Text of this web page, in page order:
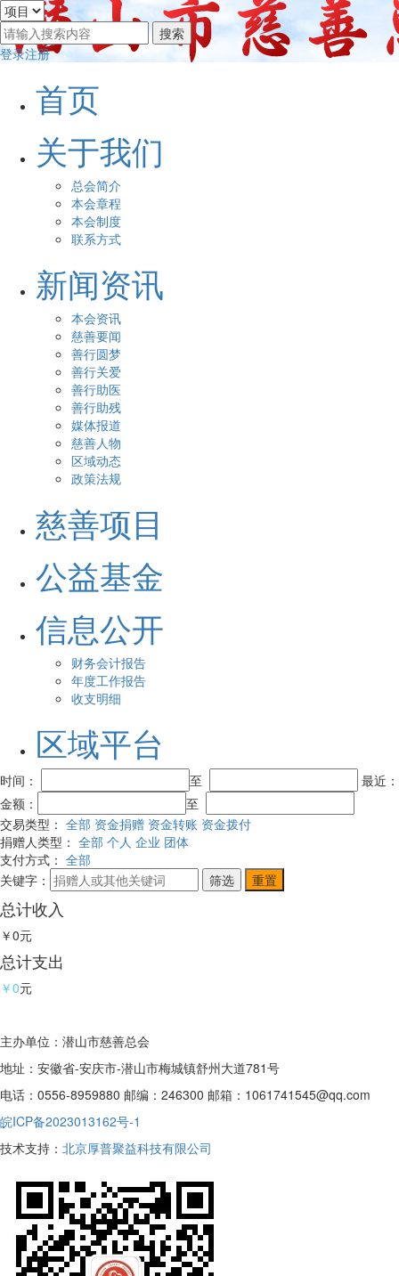
登录注册
首页
关于我们
总会简介
本会章程
本会制度
联系方式
新闻资讯
本会资讯
慈善要闻
善行圆梦
善行关爱
善行助医
善行助残
媒体报道
慈善人物
区域动态
政策法规
慈善项目
公益基金
信息公开
财务会计报告
年度工作报告
收支明细
区域平台
时间： 至
最近
金额：
至
交易类型： 全部 资金捐赠 资金转账 资金拨付
捐赠人类型： 全部 个人 企业 团体
支付方式： 全部
关键字：
总计收入
￥0元
总计支出
￥0元
主办单位：潜山市慈善总会
地址：安徽省-安庆市-潜山市梅城镇舒州大道781号
电话：0556-8959880 邮编：246300 邮箱：1061741545@qq.com
皖ICP备2023013162号-1
技术支持： 北京厚普聚益科技有限公司